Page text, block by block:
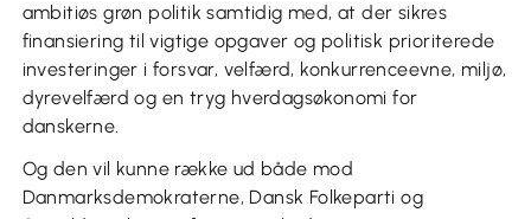
ambitiøs grøn politik samtidig med, at der sikres
finansiering til vigtige opgaver og politisk prioriterede
investeringer i forsvar, velfærd, konkurrenceevne, miljø,
dyrevelfærd og en tryg hverdagsøkonomi for
danskerne.
Og den vil kunne række ud både mod
Danmarksdemokraterne, Dansk Folkeparti og